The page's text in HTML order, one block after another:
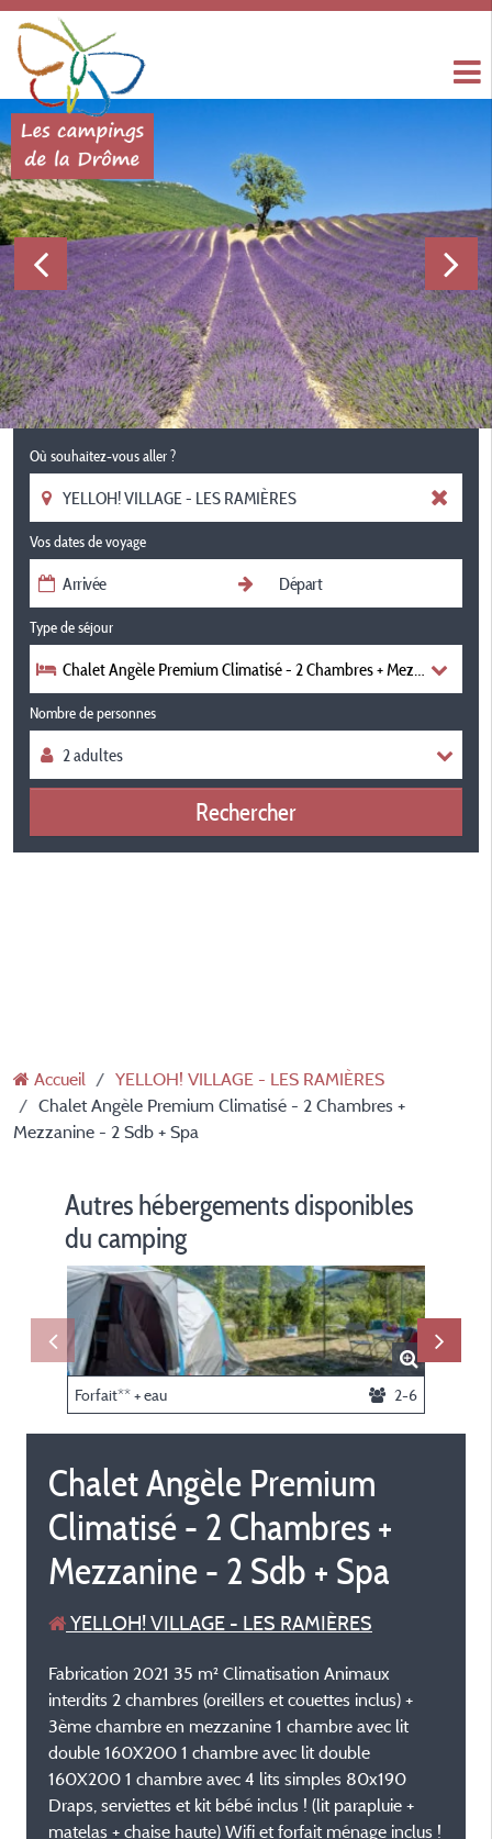
Où souhaitez-vous aller ?
Vos dates de voyage
Type de séjour
Chalet Angèle Premium Climatisé - 2 Chambres + Mezzanine - 2
Nombre de personnes
Rechercher
Accueil
YELLOH! VILLAGE - LES RAMIÈRES
Chalet Angèle Premium Climatisé - 2 Chambres +
Mezzanine - 2 Sdb + Spa
Autres hébergements disponibles
du camping
Forfait** + eau 2-6
Chalet Angèle Premium
Climatisé - 2 Chambres +
Mezzanine - 2 Sdb + Spa
YELLOH! VILLAGE - LES RAMIÈRES
Fabrication 2021 35 m² Climatisation Animaux
interdits 2 chambres (oreillers et couettes inclus) +
3ème chambre en mezzanine 1 chambre avec lit
double 160X200 1 chambre avec lit double
160X200 1 chambre avec 4 lits simples 80x190
Draps, serviettes et kit bébé inclus ! (lit parapluie +
matelas + chaise haute) Wifi et forfait ménage inclus !